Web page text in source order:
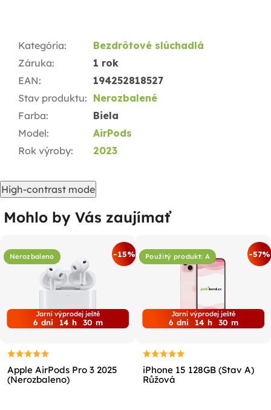
Kategória:
Bezdrôtové slúchadlá
Záruka:
1 rok
EAN:
194252818527
Stav produktu: Nerozbalené
Farba:
Biela
Model:
AirPods
Rok výroby: 2023
High-contrast mode
Mohlo by Vás zaujímať
Nerozbaleno -15%
Jarní výprodej ještě
6 dni 14 h 30 m
Apple AirPods Pro 3 2025
(Nerozbaleno)
Použitý produkt: A -57%
Jarní výprodej ještě
6 dni 14 h 30 m
iPhone 15 128GB (Stav A)
Růžová